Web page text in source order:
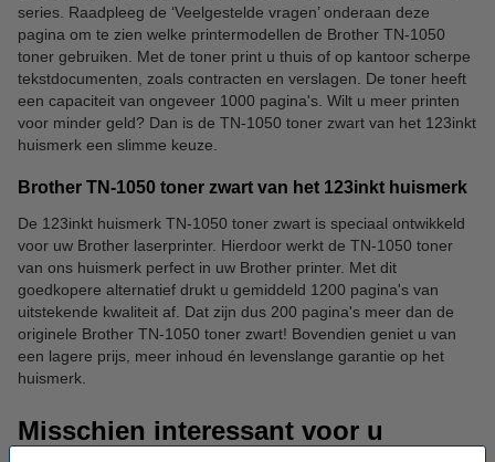
series. Raadpleeg de ‘Veelgestelde vragen’ onderaan deze
pagina om te zien welke printermodellen de Brother TN-1050
toner gebruiken. Met de toner print u thuis of op kantoor scherpe
tekstdocumenten, zoals contracten en verslagen. De toner heeft
een capaciteit van ongeveer 1000 pagina's. Wilt u meer printen
voor minder geld? Dan is de TN-1050 toner zwart van het 123inkt
huismerk een slimme keuze.
Brother TN-1050 toner zwart van het 123inkt huismerk
De 123inkt huismerk TN-1050 toner zwart is speciaal ontwikkeld
voor uw Brother laserprinter. Hierdoor werkt de TN-1050 toner
van ons huismerk perfect in uw Brother printer. Met dit
goedkopere alternatief drukt u gemiddeld 1200 pagina's van
uitstekende kwaliteit af. Dat zijn dus 200 pagina's meer dan de
originele Brother TN-1050 toner zwart! Bovendien geniet u van
een lagere prijs, meer inhoud én levenslange garantie op het
huismerk.
Misschien interessant voor u